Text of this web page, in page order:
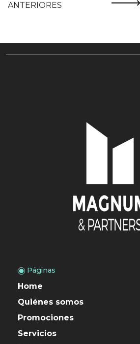
ANTERIORES
Páginas
Home
Quiénes somos
Promociones
Servicios